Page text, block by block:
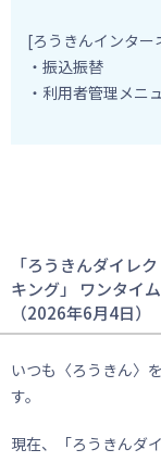
[ろうきんインタ
・振込振替
・利用者管理メニ
「ろうきんダイレ
キング」 ワンタイ
（2026年6月4日）
いつも〈ろうきん〉
す。
現在、「ろうきんダ